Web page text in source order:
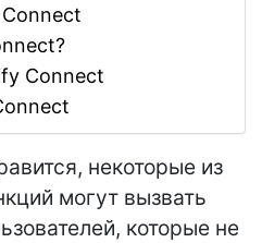
Connect
некоторые из
могут вызвать
которые не